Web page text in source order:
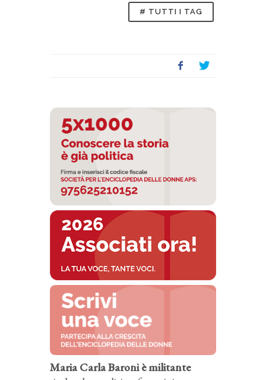
# TUTTI I TAG
Maria Carla Baroni è militante